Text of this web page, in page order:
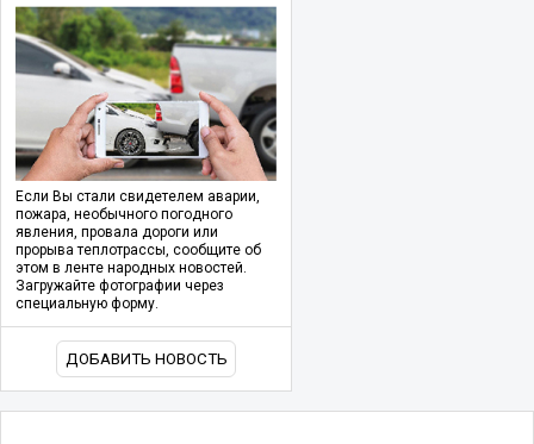
Если Вы стали свидетелем аварии,
пожара, необычного погодного
явления, провала дороги или
прорыва теплотрассы, сообщите об
этом в ленте народных новостей.
Загружайте фотографии через
специальную форму.
ДОБАВИТЬ НОВОСТЬ